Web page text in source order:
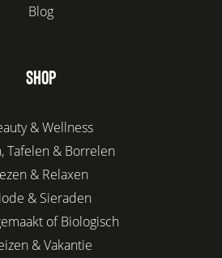
Blog
SHOP
& Wellness
Tafelen & Borrelen
& Relaxen
& Sieraden
of Biologisch
& Vakantie